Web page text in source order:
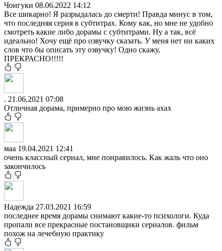
Чонгуки 08.06.2022 14:12
Все шикарно! Я разрыдалась до смерти! Правда минус в том,
что последняя серия в субтитрах. Кому как, но мне не удобно
смотреть какие либо дорамы с субтитрами. Ну а так, всё
идеально! Хочу ещё про озвучку сказать. У меня нет ни каких
слов что бы описать эту озвучку! Одно скажу,
ПРЕКРАСНО!!!!!
. 21.06.2021 07:08
Отличная дорама, примерно про мою жизнь ахах
маа 19.04.2021 12:41
очень классный сериал, мне понравилось. Как жаль что оно
закончилось
Надежда 27.03.2021 16:59
последнее время дорамы снимают какие-то психологи. Куда
пропали все прекрасные постановщики сериалов. фильм
похож на лечебную практику